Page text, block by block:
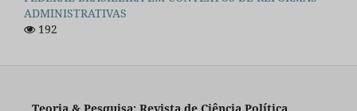
ADMINISTRATIVAS
192